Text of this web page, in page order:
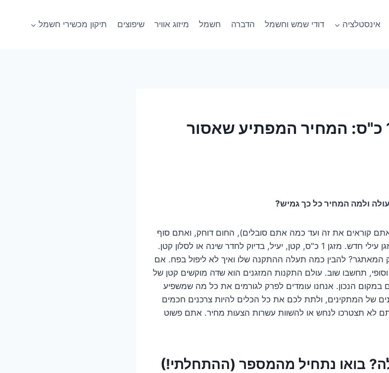
אינסטלציה דודי שמש וחשמל הדברה חשמל מיזוג אוויר שיפוצים תיקון מכשירי חשמל
התקנת מזגן עילי 1 כ"ס: המחיר המפתיע שאסור
קוראים את זה ועד כמה אתם סובלים), החום דוחק, ואתם סוף
סוף החלטתם לפנק את עצמכם במזגן עילי חדש. מזגן 1 כ"ס, קטן, יעיל, בדיוק לחדר שינה או לסלון קטן.
להבין כמה תעלה ההתקנה שלו ואיך לא ליפול בפח. אם
תחשבו שוב. עולם התקנות המזגנים הוא שדה מוקשים קטן של
הנכון. אנחנו עומדים לפרק לגורמים את כל מה שמשפיע
של המתקינים, ולתת לכם את כל הכלים להיות צרכנים חכמים
לא תצטרכו לנחש או להשוות עשרות הצעות מחיר. אתם פשוט
בואו נתחיל מהמספר (ההתחלתי!)